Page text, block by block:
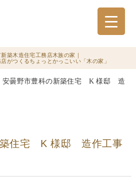
築木造住宅工務店木族の家｜
がつくるちょっとかっこいい「木の家」
安曇野市豊科の新築住宅 K 様邸 造
築住宅 K 様邸 造作工事